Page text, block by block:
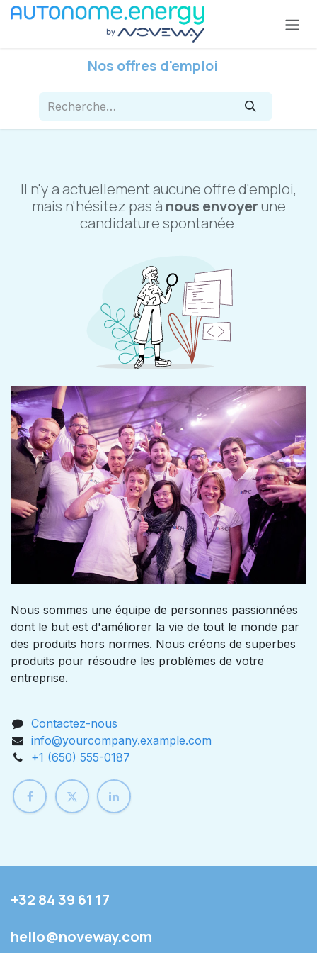
Se rendre au contenu
Nos offres d'emploi
Il n'y a actuellement aucune offre d'emploi,
mais n'hésitez pas à nous envoyerune
candidature spontanée.
Nous sommes une équipe de personnes passionnées
dont le but est d'améliorer la vie de tout le monde par
des produits hors normes. Nous créons de superbes
produits pour résoudre les problèmes de votre
entreprise.
Contactez-nous
info@yourcompany.example.com
+1 (650) 555-0187
+32 84 39 61 17
hello@noveway.com